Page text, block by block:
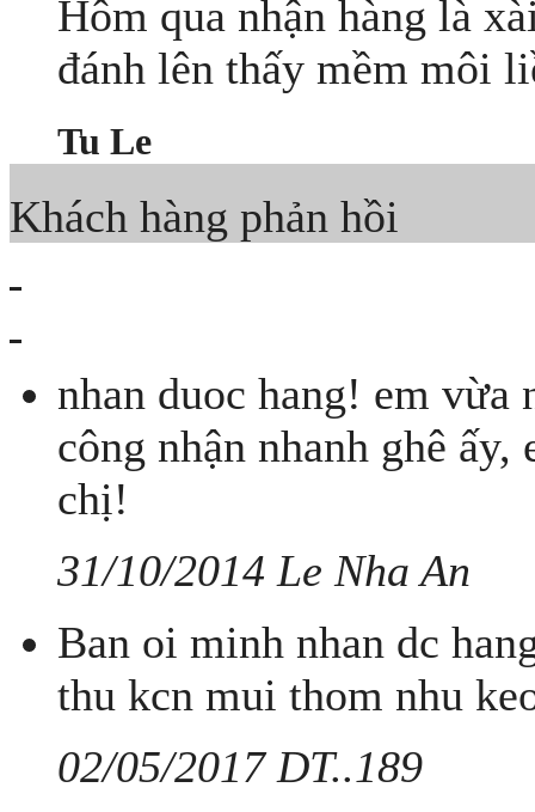
Hôm qua nhận hàng là
đánh lên thấy mềm môi
Tu Le
Khách hàng phản hồi
nhan duoc hang! em
công nhận nhanh ghê
chị!
31/10/2014 Le Nha An
Ban oi minh nhan dc
thu kcn mui thom nhu
02/05/2017 DT..189